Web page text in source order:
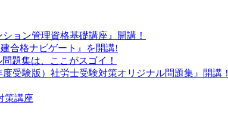
ョン管理資格基礎講座』開講！
合格ナビゲート』を開講!
題集は、ここがスゴイ！
度受験版）社労士受験対策オリジナル問題集』開講！
策講座